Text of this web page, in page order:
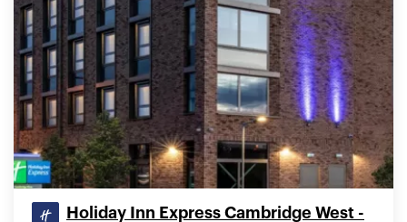
Holiday Inn Express Cambridge West -